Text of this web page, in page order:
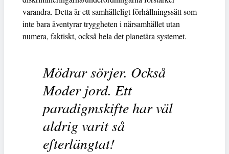
varandra. Detta är ett samhälleligt förhållningssätt som
inte bara äventyrar tryggheten i närsamhället utan
numera, faktiskt, också hela det planetära systemet.
Mödrar sörjer. Också
Moder jord. Ett
paradigmskifte har väl
aldrig varit så
efterlängtat!